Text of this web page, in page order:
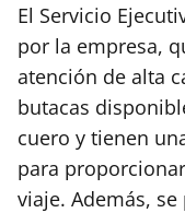
El Servicio
por la empresa,
atención de alta
butacas
cuero y tienen
para
viaje. Además,